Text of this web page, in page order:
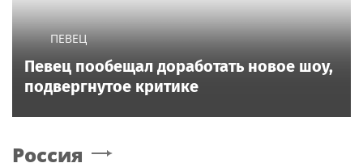
ПЕВЕЦ
Певец пообещал доработать новое шоу,
подвергнутое критике
Россия